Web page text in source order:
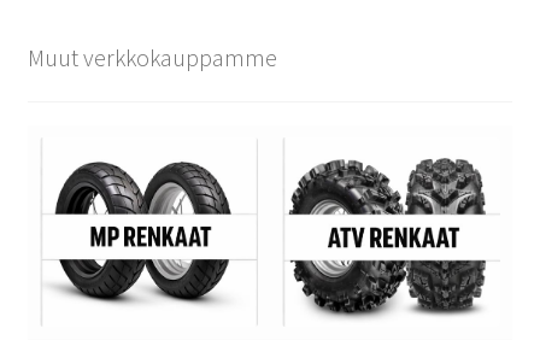
Muut verkkokauppamme